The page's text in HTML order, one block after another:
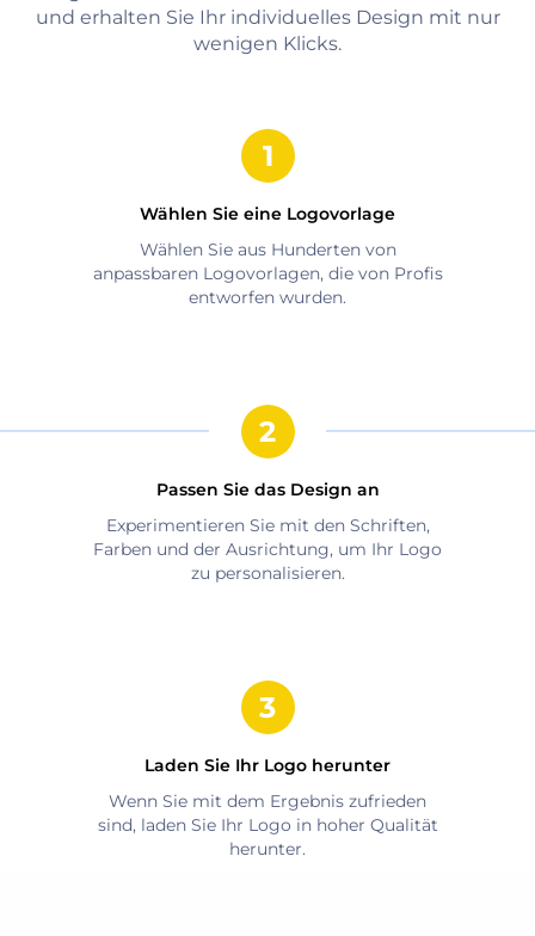
und erhalten Sie Ihr individuelles Design mit nur
wenigen Klicks.
Wählen Sie eine Logovorlage
Wählen Sie aus Hunderten von
anpassbaren Logovorlagen, die von Profis
entworfen wurden.
Passen Sie das Design an
Experimentieren Sie mit den Schriften,
Farben und der Ausrichtung, um Ihr Logo
zu personalisieren.
Laden Sie Ihr Logo herunter
Wenn Sie mit dem Ergebnis zufrieden
sind, laden Sie Ihr Logo in hoher Qualität
herunter.